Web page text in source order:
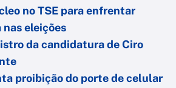
no TSE para enfrentar
eleições
da candidatura de Ciro
proibição do porte de celular